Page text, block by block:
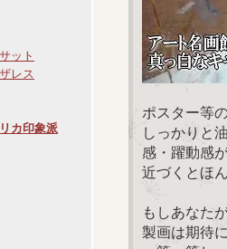
ット
レス
カ印象派
ポスター等
しっかりと
感・躍動感
近づくとほ
もしあなた
製画は期待